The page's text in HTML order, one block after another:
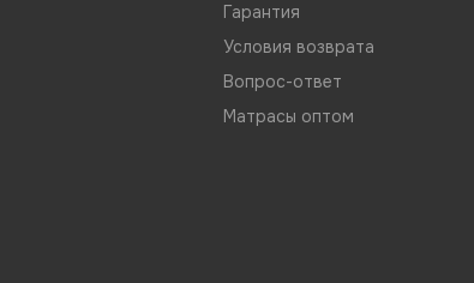
Гарантия
Условия возврата
Вопрос-ответ
Матрасы оптом